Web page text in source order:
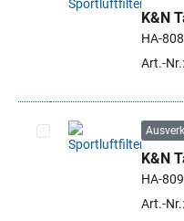
Artikel auswählen
K&N
HA-
Art.-
Artikel auswählen
K&N
HA-
Art.-